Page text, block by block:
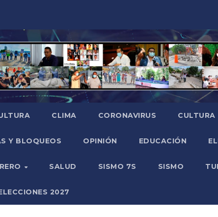
CLIMA CORONAVIRUS CULTURA
Y BLOQUEOS OPINIÓN EDUCACIÓN
SALUD SISMO 7S SISMO
2027